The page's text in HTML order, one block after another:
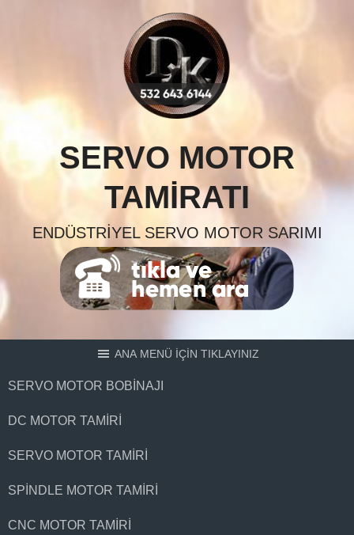
SERVO MOTOR
TAMIRATI
ENDÜSTRIYEL SERVO MOTOR SARIMI
ANA MENÜ İÇİN TIKLAYINIZ
SERVO MOTOR BOBINAJI
DC MOTOR TAMIRI
SERVO MOTOR TAMIRI
SPINDLE MOTOR TAMIRI
CNC MOTOR TAMIRI